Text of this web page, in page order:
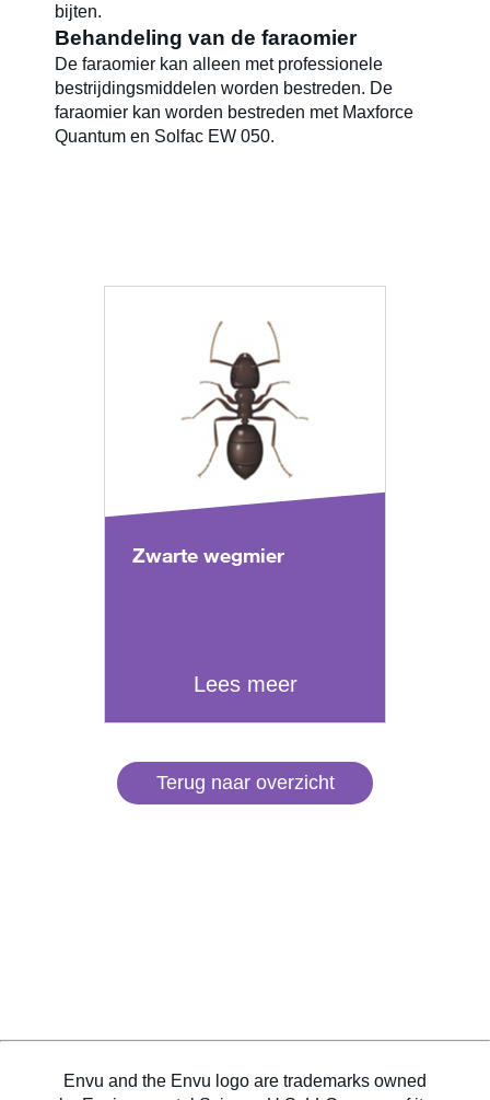
bijten.
Behandeling van de faraomier
De faraomier kan alleen met professionele
bestrijdingsmiddelen worden bestreden. De
faraomier kan worden bestreden met Maxforce
Quantum en Solfac EW 050.
Zwarte wegmier
Lees meer
Terug naar overzicht
Envu and the Envu logo are trademarks owned